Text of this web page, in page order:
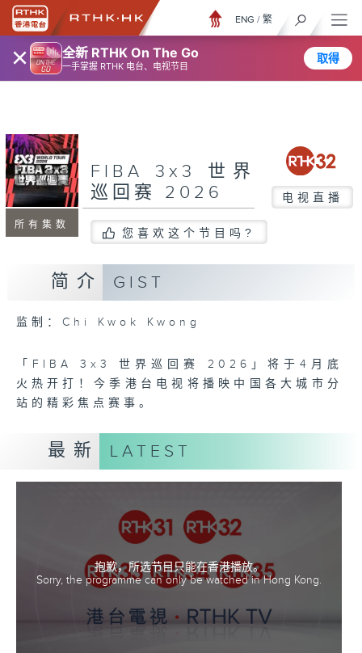
× 全新 RTHK On The Go
一手掌握 RTHK 电台、电视节目
取得
ENG / 繁
所有集数
FIBA 3x3 世界
巡回赛 2026
电视直播
您喜欢这个节目吗?
简介 GIST
监制：Chi Kwok Kwong
「FIBA 3x3 世界巡回赛 2026」将于4月底
火热开打！今季港台电视将播映中国各大城市分
站的精彩焦点赛事。
最新 LATEST
抱歉，所选节目只能在香港播放。
Sorry, the programme can only be watched in Hong Kong.